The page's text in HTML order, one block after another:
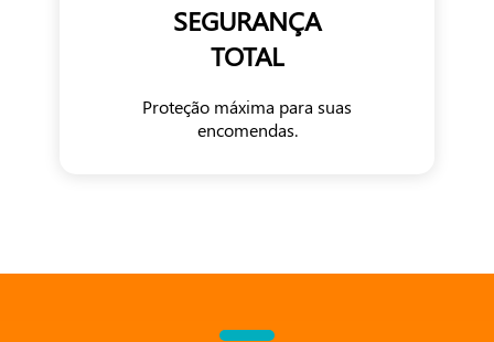
SEGURANÇA
TOTAL
Proteção máxima para suas
encomendas.